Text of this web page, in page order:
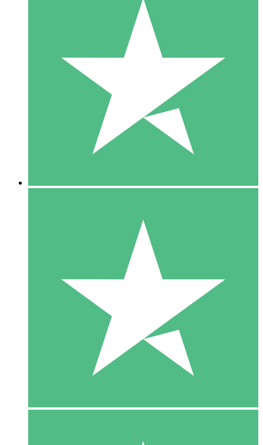
Pacchetti di Crediti Individuali
Paga a consumo con crediti di download. Nessun impegno
1 Download
10
US$1500
10 Download
20